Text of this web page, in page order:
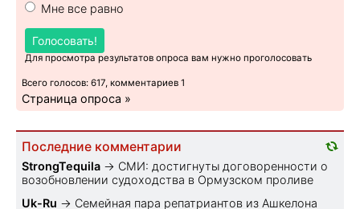
Мне все равно
Голосовать!
Для просмотра результатов опроса вам нужно проголосовать
Всего голосов: 617, комментариев 1
Страница опроса »
Последние комментарии
StrongTequila → СМИ: достигнуты договоренности о
возобновлении судоходства в Ормузском проливе
Uk-Ru → Семейная пара репатриантов из Ашкелона